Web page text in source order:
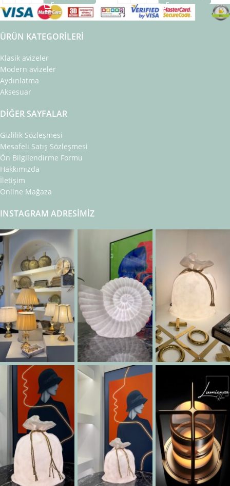
ÜRÜN KATEGORILERI
Klasik avizeler
Modern avizeler
Aydınlatma
Aksesuar
DIĞER SAYFALAR
Gizlilik Sözleşmesi
Mesafeli Satış Sözleşmesi
Ön Bilgilendirme Formu
Hakkımızda
İletişim
Online Mağaza
INSTAGRAM ADRESIMIZ